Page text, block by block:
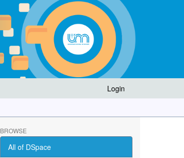
Login
BROWSE
All of DSpace